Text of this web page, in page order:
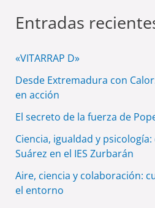
Entradas
«VITARRAP D»
Desde Extremadura con
en acción
El secreto de la fuerza de
Ciencia, igualdad y
Suárez en el IES Zurbarán
Aire, ciencia y colaboración:
el entorno